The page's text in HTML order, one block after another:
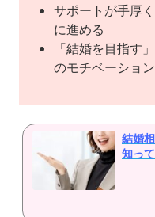
サポートが手厚
に進める
「結婚を目指す
のモチベーショ
結婚
知っ